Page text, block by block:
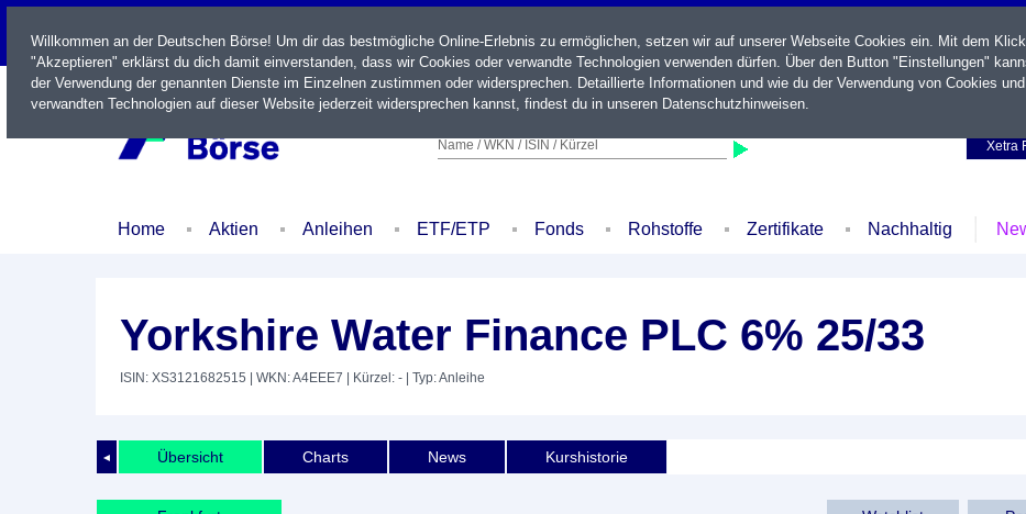
LIVE
Name / WKN / ISIN / Kürzel
Xetra
Home Aktien Anleihen ETF/ETP Fonds Rohstoffe Zertifikate Nachhaltig
Yorkshire Water Finance PLC 6% 25/33
ISIN: XS3121682515 | WKN: A4EEE7 | Kürzel: - | Typ: Anleihe
◄ Übersicht Charts News Kurshistorie
Willkommen an der Deutschen Börse! Um dir das bestmögliche Online-Erlebnis zu ermöglichen, setzen wir auf unserer Webseite Cookies ein. Mit dem
"Akzeptieren" erklärst du dich damit einverstanden, dass wir Cookies oder verwandte Technologien verwenden dürfen. Über den Button "Einstellungen"
der Verwendung der genannten Dienste im Einzelnen zustimmen oder widersprechen. Detaillierte Informationen und wie du der Verwendung von Cookies und
verwandten Technologien auf dieser Website jederzeit widersprechen kannst, findest du in unseren Datenschutzhinweisen.